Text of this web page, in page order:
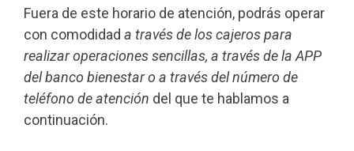
Fuera de este horario de atención, podrás operar
con comodidad a través de los cajeros para
realizar operaciones sencillas, a través de la APP
del banco bienestar o a través del número de
teléfono de atención del que te hablamos a
continuación.